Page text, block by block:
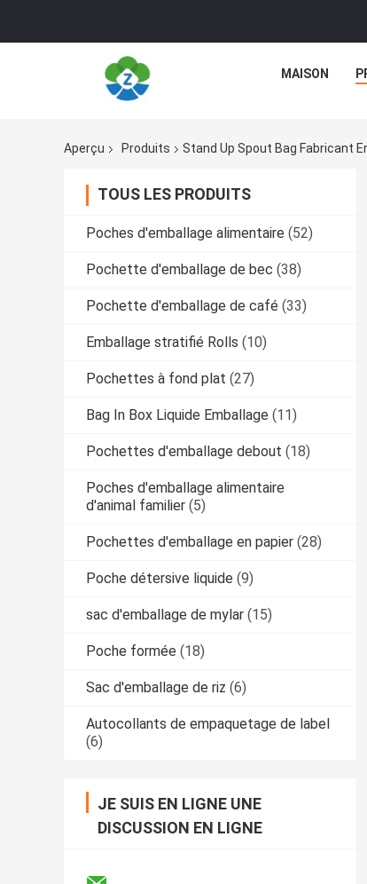
MAISON
Aperçu Produits Stand Up Spout Bag Fabricant
TOUS LES PRODUITS
Poches d'emballage alimentaire (52)
Pochette d'emballage de bec (38)
Pochette d'emballage de café (33)
Emballage stratifié Rolls (10)
Pochettes à fond plat (27)
Bag In Box Liquide Emballage (11)
Pochettes d'emballage debout (18)
Poches d'emballage alimentaire
d'animal familier (5)
Pochettes d'emballage en papier (28)
Poche détersive liquide (9)
sac d'emballage de mylar (15)
Poche formée (18)
Sac d'emballage de riz (6)
Autocollants de empaquetage de label
(6)
JE SUIS EN LIGNE UNE
DISCUSSION EN LIGNE